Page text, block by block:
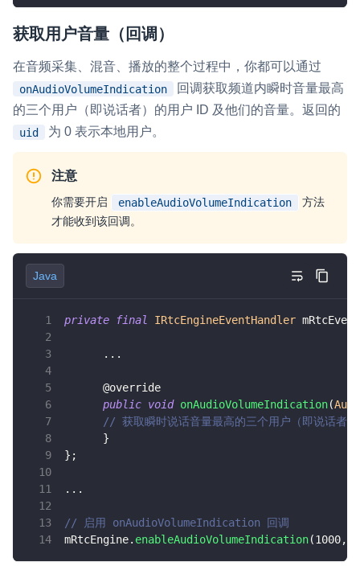
获取用户音量（回调）
在音频采集、混音、播放的整个过程中，你都可以通过
onAudioVolumeIndication
回调获取频道内瞬时音量最高
的三个用户（即说话者）的用户 ID 及他们的音量。返回的
uid 为 0 表示本地用户。
注意
你需要开启 enableAudioVolumeIndication
方法
才能收到该回调。
Java
private final IRtcEngineEventHandler
. . .
@override
public void onAudioVolumeIndication(
// 获取瞬时说话音量最高的三个用户（即说话者
}
} ;
. . .
// 启用 onAudioVolumeIndication 回调
mRtcEngine. enableAudioVolumeIndication(1000,